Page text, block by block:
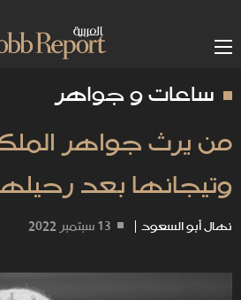
ساعات و جواهر
من يرث جواهر
وتيجانها بعد
نهال أبو السعود | 13 سبتمبر 2022